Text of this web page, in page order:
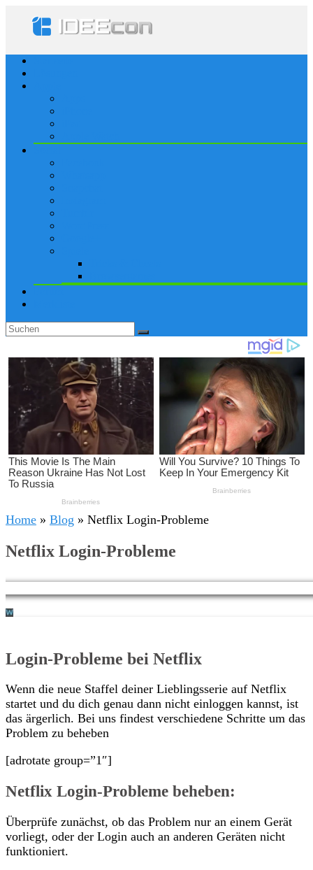
Home » Blog » Netflix Login-Probleme
Netflix Login-Probleme
Login-Probleme bei Netflix
Wenn die neue Staffel deiner Lieblingsserie auf Netflix
startet und du dich genau dann nicht einloggen kannst, ist
das ärgerlich. Bei uns findest verschiedene Schritte um das
Problem zu beheben
[adrotate group=”1″]
Netflix Login-Probleme beheben:
Überprüfe zunächst, ob das Problem nur an einem Gerät
vorliegt, oder der Login auch an anderen Geräten nicht
funktioniert.